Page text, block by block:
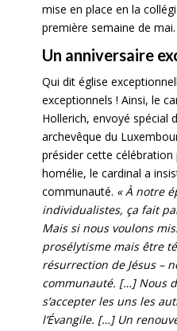
mise en place en la collé
première semaine de mai.
Un anniversaire
Qui dit église
exceptionnels ! Ainsi, le
Hollerich, envoyé spécial
archevêque du
présider cette
homélie, le cardinal a
communauté. « À notre
individualistes, ça fait
Mais si nous voulons
prosélytisme mais être
résurrection de Jésus –
communauté. […] Nous
s’accepter les uns les
l’Évangile. […] Un